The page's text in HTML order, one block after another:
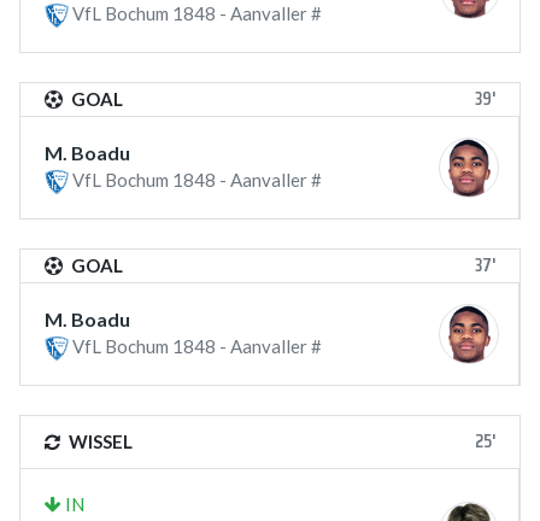
VfL Bochum 1848 - Aanvaller #
GOAL 39'
M. Boadu
VfL Bochum 1848 - Aanvaller #
GOAL 37'
M. Boadu
VfL Bochum 1848 - Aanvaller #
WISSEL 25'
IN